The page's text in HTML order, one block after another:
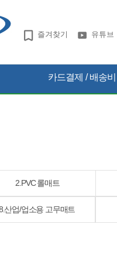
즐겨찾기 유튜브
카드결제 / 배송비
2.PVC 롤매트
산업/업소용 고무매트